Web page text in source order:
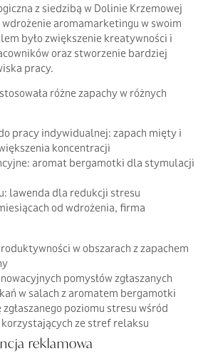
z siedzibą w Dolinie Krzemowej
wdrożenie aromamarketingu w swoim
było zwiększenie kreatywności i
oraz stworzenie bardziej
pracy.
różne zapachy w różnych
pracy indywidualnej: zapach mięty i
koncentracji
aromat bergamotki dla stymulacji
lawenda dla redukcji stresu
od wdrożenia, firma
w obszarach z zapachem
pomysłów zgłaszanych
w salach z aromatem bergamotki
poziomu stresu wśród
ze stref relaksu
reklamowa